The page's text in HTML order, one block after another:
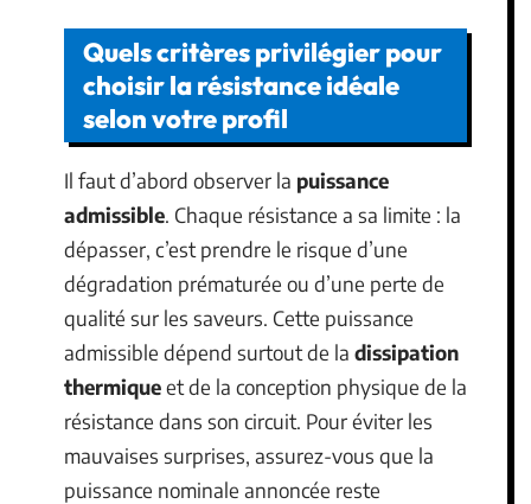
Quels critères privilégier pour
choisir la résistance idéale
selon votre profil
Il faut d’abord observer la puissance
admissible. Chaque résistance a sa limite : la
dépasser, c’est prendre le risque d’une
dégradation prématurée ou d’une perte de
qualité sur les saveurs. Cette puissance
admissible dépend surtout de la dissipation
thermiqueet de la conception physique de la
résistance dans son circuit. Pour éviter les
mauvaises surprises, assurez-vous que la
puissance nominale annoncée reste